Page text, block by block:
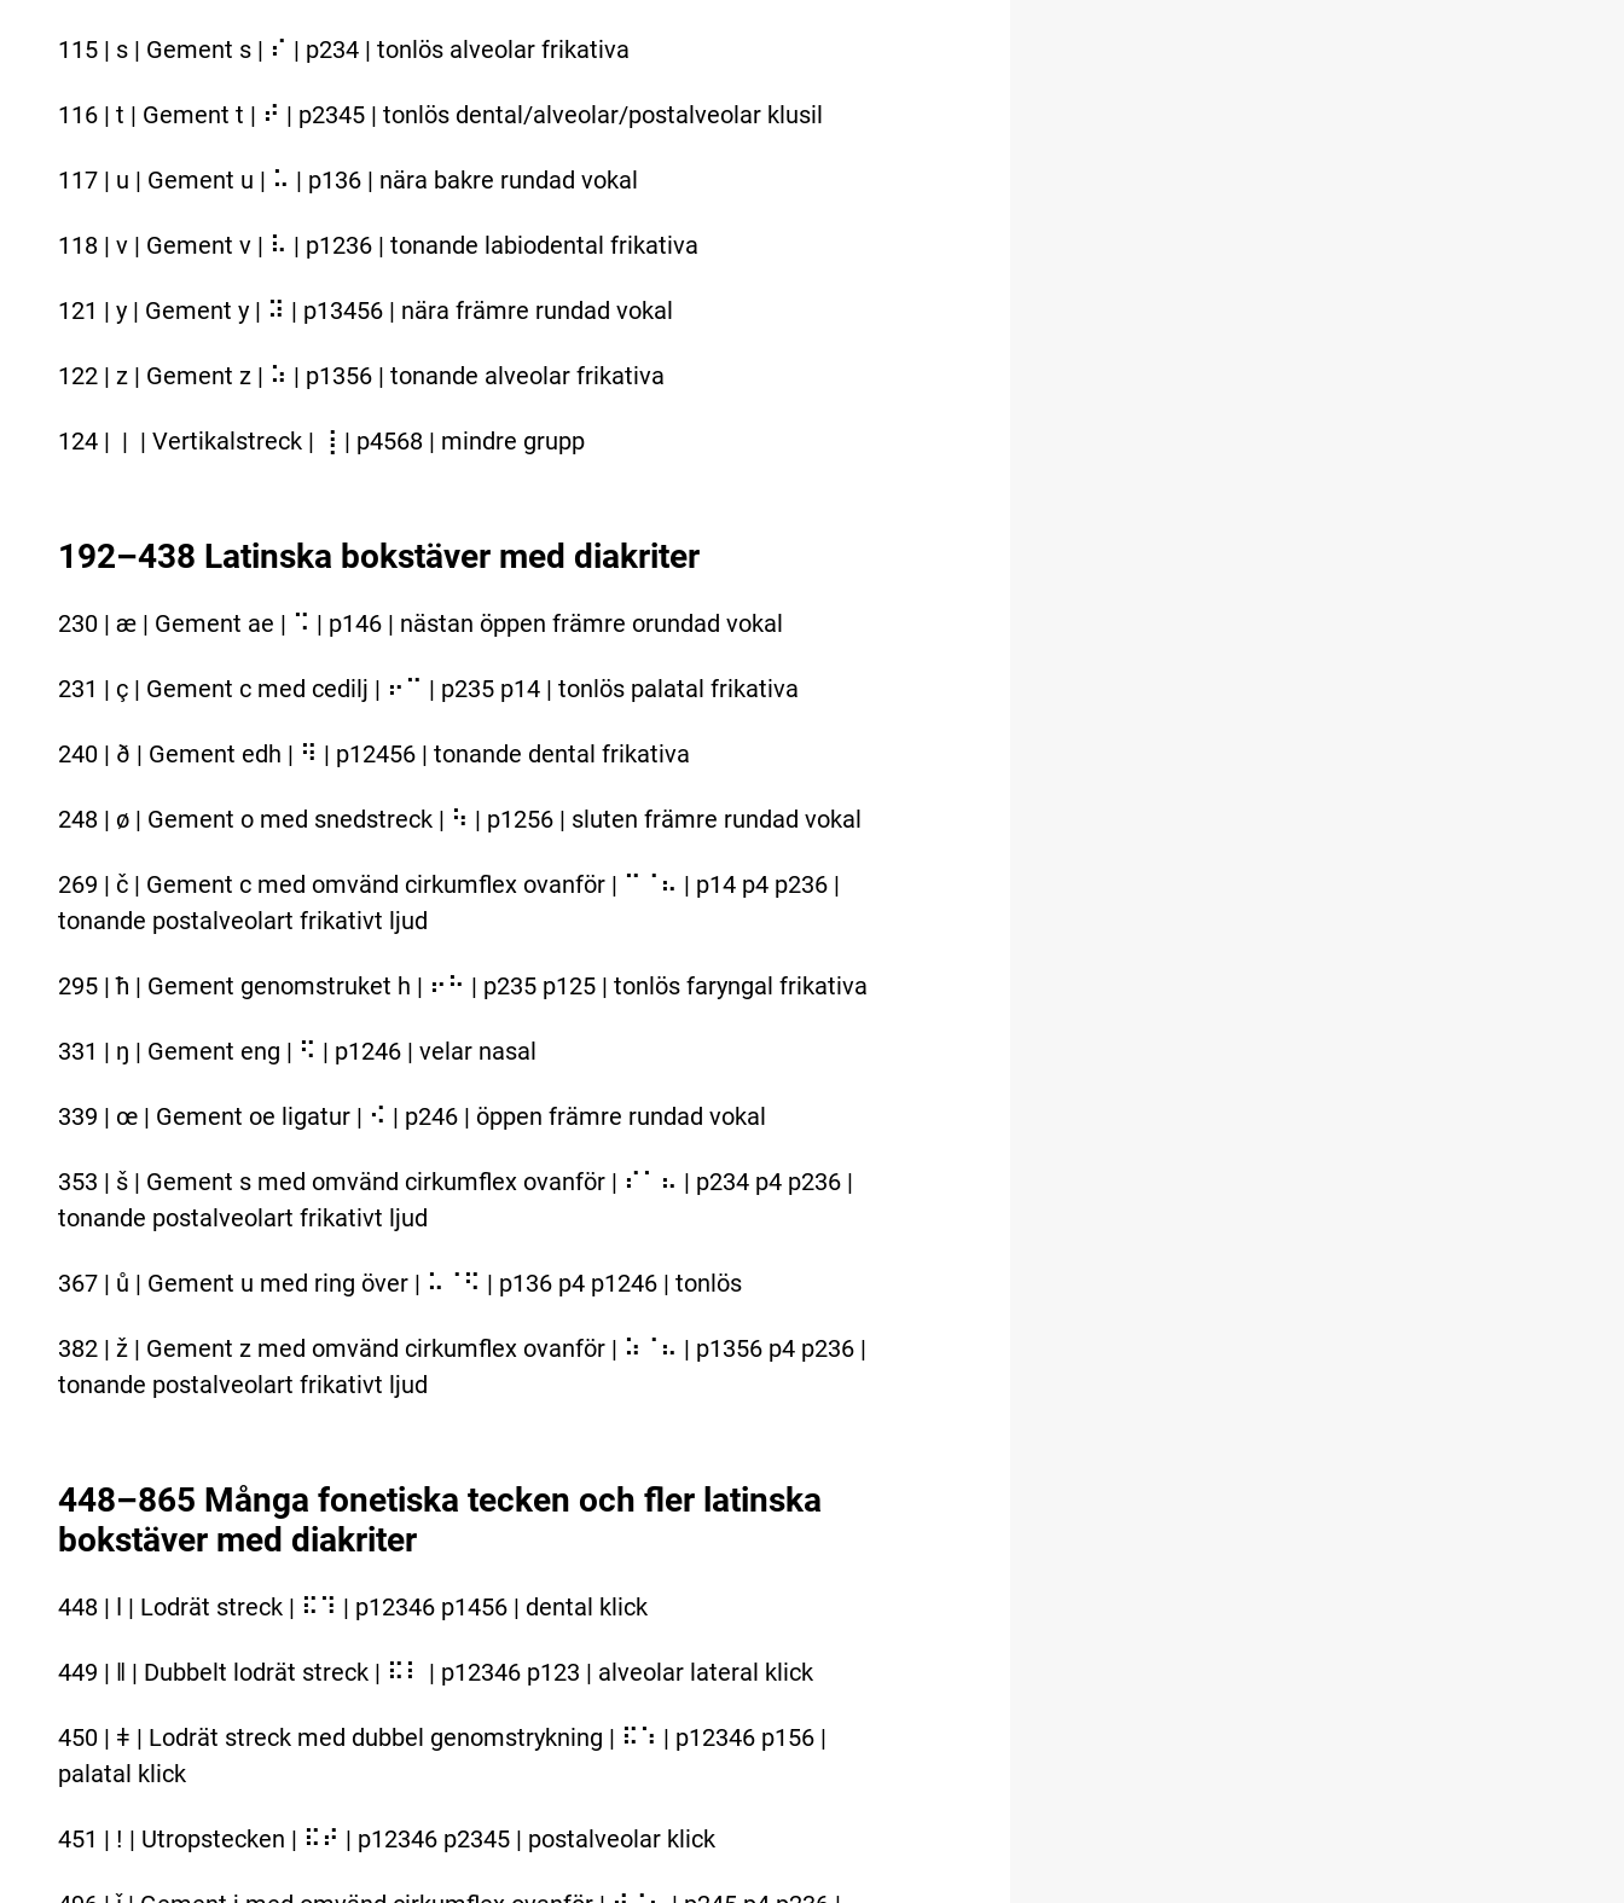
115 | s | Gement s | ⠎ | p234 | tonlös alveolar frikativa
116 | t | Gement t | ⠞ | p2345 | tonlös dental/alveolar/postalveolar klusil
117 | u | Gement u | ⠥ | p136 | nära bakre rundad vokal
118 | v | Gement v | ⠧ | p1236 | tonande labiodental frikativa
121 | y | Gement y | ⠽ | p13456 | nära främre rundad vokal
122 | z | Gement z | ⠵ | p1356 | tonande alveolar frikativa
124 | | | Vertikalstreck | ⢸ | p4568 | mindre grupp
192–438 Latinska bokstäver med diakriter
230 | æ | Gement ae | ⠩ | p146 | nästan öppen främre orundad vokal
231 | ç | Gement c med cedilj | ⠖⠉ | p235 p14 | tonlös palatal frikativa
240 | ð | Gement edh | ⠻ | p12456 | tonande dental frikativa
248 | ø | Gement o med snedstreck | ⠳ | p1256 | sluten främre rundad vokal
269 | č | Gement c med omvänd cirkumflex ovanför | ⠉⠈⠦ | p14 p4 p236 |
tonande postalveolart frikativt ljud
295 | ħ | Gement genomstruket h | ⠖⠓ | p235 p125 | tonlös faryngal frikativa
331 | ŋ | Gement eng | ⠫ | p1246 | velar nasal
339 | œ | Gement oe ligatur | ⠪ | p246 | öppen främre rundad vokal
353 | š | Gement s med omvänd cirkumflex ovanför | ⠎⠁⠦ | p234 p4 p236 |
tonande postalveolart frikativt ljud
367 | ů | Gement u med ring över | ⠥⠈⠫ | p136 p4 p1246 | tonlös
382 | ž | Gement z med omvänd cirkumflex ovanför | ⠵⠈⠦ | p1356 p4 p236 |
tonande postalveolart frikativt ljud
448–865 Många fonetiska tecken och fler latinska
bokstäver med diakriter
448 | ǀ | Lodrät streck | ⠯⠹ | p12346 p1456 | dental klick
449 | ǁ | Dubbelt lodrät streck | ⠯⠇ | p12346 p123 | alveolar lateral klick
450 | ǂ | Lodrät streck med dubbel genomstrykning | ⠯⠱ | p12346 p156 |
palatal klick
451 | ǃ | Utropstecken | ⠯⠞ | p12346 p2345 | postalveolar klick